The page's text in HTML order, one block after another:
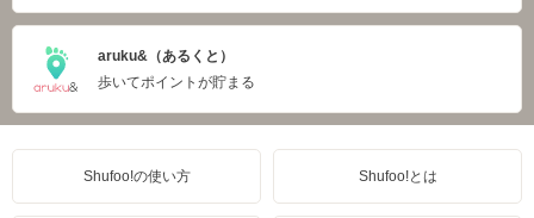
aruku&（あるくと）
歩いてポイントが貯まる
Shufoo!の使い方 Shufoo!とは